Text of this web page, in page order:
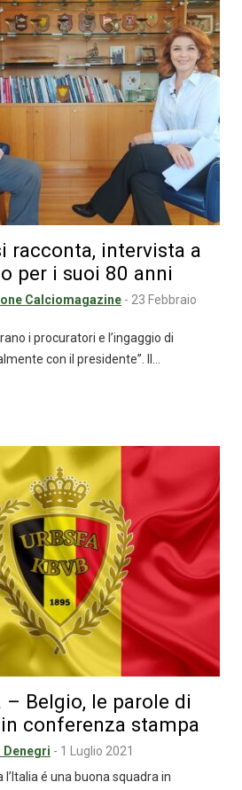
racconta, intervista a
per i suoi 80 anni
Calciomagazine - 23 Febbraio
i procuratori e l’ingaggio di
con il presidente”. Il…
– Belgio, le parole di
conferenza stampa
Denegri - 1 Luglio 2021
l’Italia é una buona squadra in